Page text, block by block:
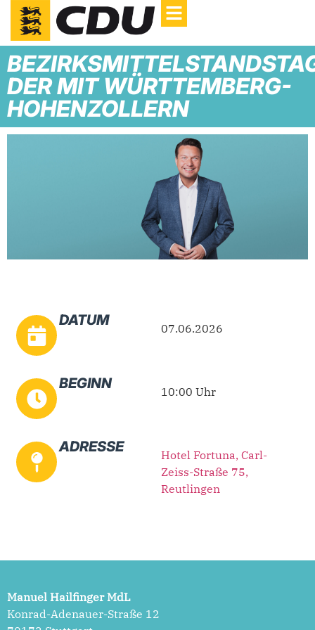
DER MIT WÜRTTEMBERG-
HOHENZOLLERN
DATUM 07.06.2026
BEGINN 10:00 Uhr
ADRESSE
Hotel Fortuna, Carl-
Zeiss-Straße 75,
Reutlingen
Manuel Hailfinger MdL
Konrad-Adenauer-Straße 12